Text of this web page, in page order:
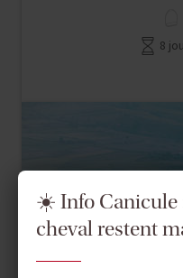
8
☀️ Info Canicule
cheval restent